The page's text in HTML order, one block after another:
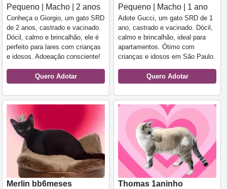
Pequeno | Macho | 2 anos
Conheça o Giorgio, um gato SRD
de 2 anos, castrado e vacinado.
Dócil, calmo e brincalhão, ele é
perfeito para lares com crianças
e idosos. Adoeação consciente!
Quero Adotar
Pequeno | Macho | 1 ano
Adote Gucci, um gato SRD de 1
ano, castrado e vacinado. Dócil,
calmo e brincalhão, ideal para
apartamentos. Ótimo com
crianças e idosos em São Paulo.
Quero Adotar
Merlin bb6meses
Thomas 1aninho